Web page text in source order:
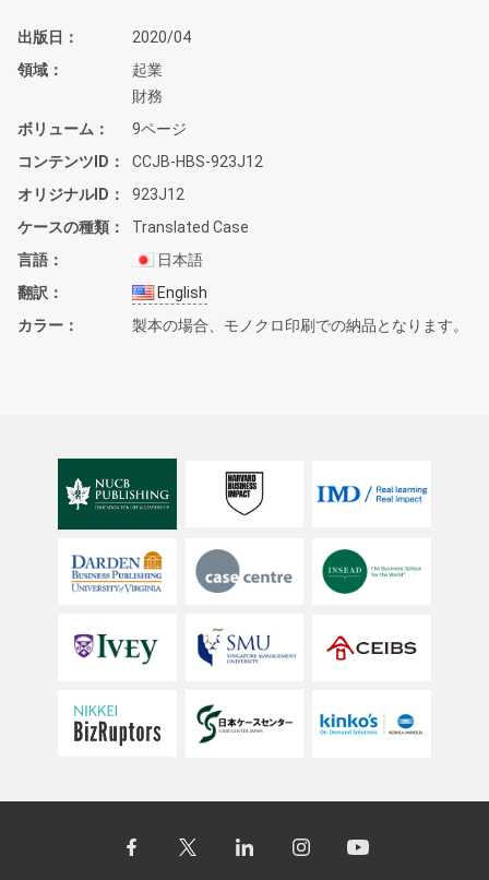
出版日
2020/04
領域
起業
財務
ボリューム
9ページ
コンテンツID
CCJB-HBS-923J12
オリジナルID
923J12
ケースの種類
Translated Case
言語
日本語
翻訳
English
カラー
製本の場合、モノクロ印刷での納品となります。